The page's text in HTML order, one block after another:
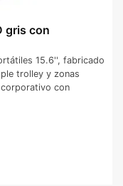
gris con
15.6'', fabricado
trolley y zonas
con